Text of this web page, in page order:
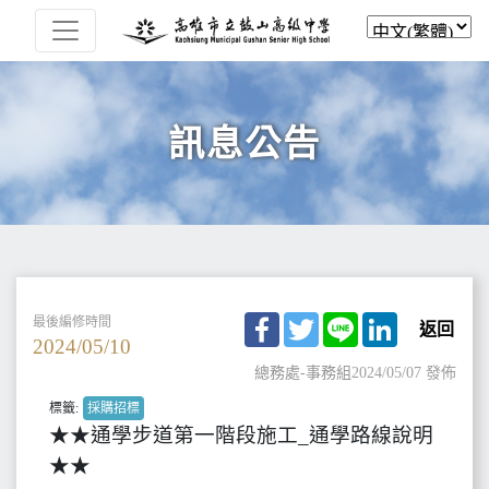
訊息公告
最後編修時間
2024/05/10
Facebook
TwitterLine LinkedIn
返回
總務處-事務組2024/05/07 發佈
標籤: 採購招標
★★通學步道第一階段施工_通學路線說明
★★